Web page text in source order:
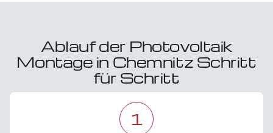
Ablauf der Photovoltaik
Montage in Chemnitz Schritt
für Schritt
1